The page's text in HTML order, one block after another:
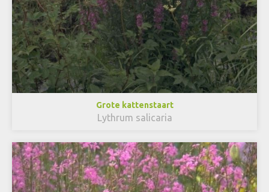
Grote kattenstaart
Lythrum salicaria